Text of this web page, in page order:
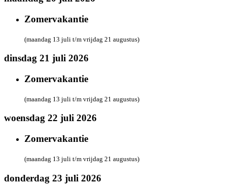
Zomervakantie
(maandag 13 juli t/m vrijdag 21 augustus)
dinsdag 21 juli 2026
Zomervakantie
(maandag 13 juli t/m vrijdag 21 augustus)
woensdag 22 juli 2026
Zomervakantie
(maandag 13 juli t/m vrijdag 21 augustus)
donderdag 23 juli 2026